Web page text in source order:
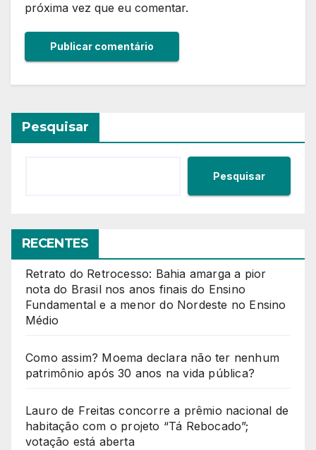
próxima vez que eu comentar.
Pesquisar
Pesquisar
RECENTES
Retrato do Retrocesso: Bahia amarga a pior
nota do Brasil nos anos finais do Ensino
Fundamental e a menor do Nordeste no Ensino
Médio
Como assim? Moema declara não ter nenhum
patrimônio após 30 anos na vida pública?
Lauro de Freitas concorre a prêmio nacional de
habitação com o projeto “Tá Rebocado”;
votação está aberta